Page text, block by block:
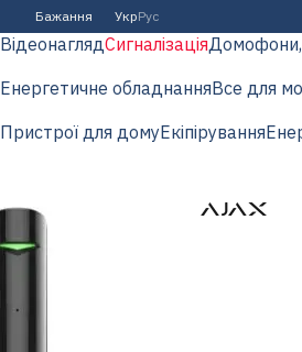
Бажання УкрРус
ВідеонаглядСигналізаціяДомофони,
Енергетичне обладнанняВсе для
Пристрої для домуЕкіпірування